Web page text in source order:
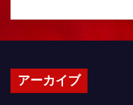
アーカイブ